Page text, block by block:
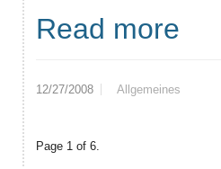
Read more
12/27/2008 Allgemeines
Page 1 of 6.